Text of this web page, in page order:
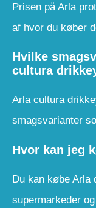
Prisen på Arla
af hvor du køber
Hvilke
cultura
Arla cultura
smagsvarianter
Hvor kan jeg
Du kan købe Arla
supermarkeder